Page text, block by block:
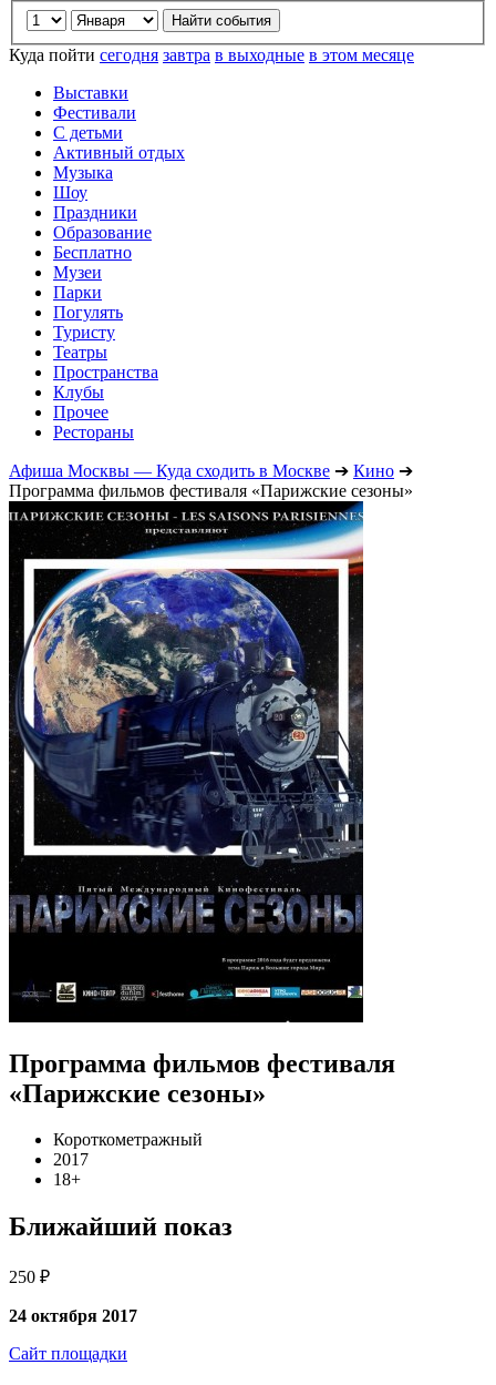
Куда пойти сегодня завтра в выходные в этом месяце
Выставки
Фестивали
С детьми
Активный отдых
Музыка
Шоу
Праздники
Образование
Бесплатно
Музеи
Парки
Погулять
Туристу
Театры
Пространства
Клубы
Прочее
Рестораны
Афиша Москвы — Куда сходить в Москве ➔ Кино ➔
Программа фильмов фестиваля «Парижские сезоны»
Программа фильмов фестиваля
«Парижские сезоны»
Короткометражный
2017
18+
Ближайший показ
250 ₽
24 октября 2017
Сайт площадки